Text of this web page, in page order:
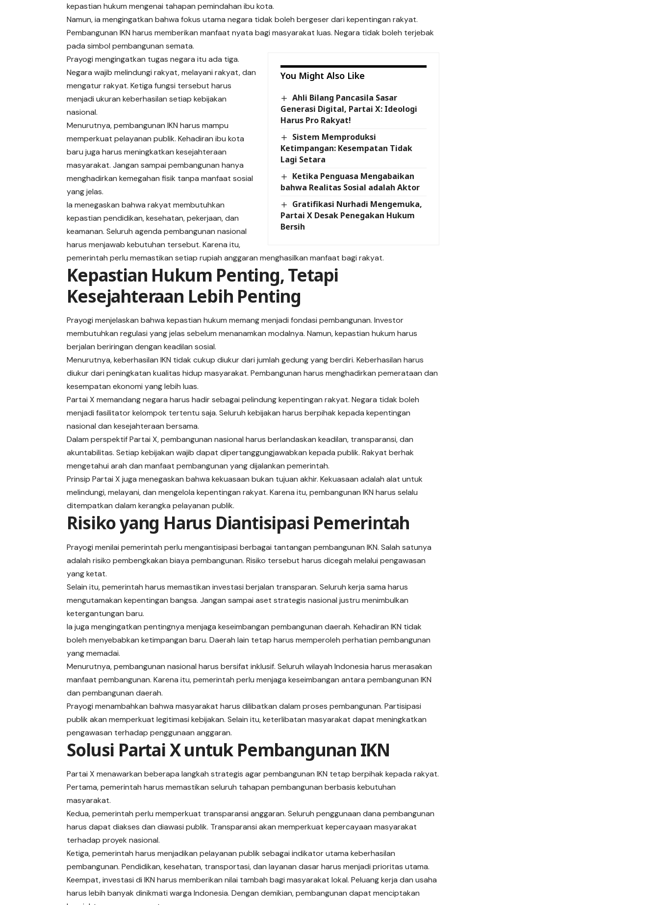
kepastian hukum mengenai tahapan pemindahan ibu kota.
Namun, ia mengingatkan bahwa fokus utama negara tidak boleh bergeser dari kepentingan rakyat.
Pembangunan IKN harus memberikan manfaat nyata bagi masyarakat luas. Negara tidak boleh terjebak
pada simbol pembangunan semata.
You Might Also Like
Ahli Bilang Pancasila Sasar
Generasi Digital, Partai X: Ideologi
Harus Pro Rakyat!
Sistem Memproduksi
Ketimpangan: Kesempatan Tidak
Lagi Setara
Ketika Penguasa Mengabaikan
bahwa Realitas Sosial adalah Aktor
Gratifikasi Nurhadi Mengemuka,
Partai X Desak Penegakan Hukum
Bersih
Prayogi mengingatkan tugas negara itu ada tiga.
Negara wajib melindungi rakyat, melayani rakyat, dan
mengatur rakyat. Ketiga fungsi tersebut harus
menjadi ukuran keberhasilan setiap kebijakan
nasional.
Menurutnya, pembangunan IKN harus mampu
memperkuat pelayanan publik. Kehadiran ibu kota
baru juga harus meningkatkan kesejahteraan
masyarakat. Jangan sampai pembangunan hanya
menghadirkan kemegahan fisik tanpa manfaat sosial
yang jelas.
Ia menegaskan bahwa rakyat membutuhkan
kepastian pendidikan, kesehatan, pekerjaan, dan
keamanan. Seluruh agenda pembangunan nasional
harus menjawab kebutuhan tersebut. Karena itu,
pemerintah perlu memastikan setiap rupiah anggaran menghasilkan manfaat bagi rakyat.
Kepastian Hukum Penting, Tetapi
Kesejahteraan Lebih Penting
Prayogi menjelaskan bahwa kepastian hukum memang menjadi fondasi pembangunan. Investor
membutuhkan regulasi yang jelas sebelum menanamkan modalnya. Namun, kepastian hukum harus
berjalan beriringan dengan keadilan sosial.
Menurutnya, keberhasilan IKN tidak cukup diukur dari jumlah gedung yang berdiri. Keberhasilan harus
diukur dari peningkatan kualitas hidup masyarakat. Pembangunan harus menghadirkan pemerataan dan
kesempatan ekonomi yang lebih luas.
Partai X memandang negara harus hadir sebagai pelindung kepentingan rakyat. Negara tidak boleh
menjadi fasilitator kelompok tertentu saja. Seluruh kebijakan harus berpihak kepada kepentingan
nasional dan kesejahteraan bersama.
Dalam perspektif Partai X, pembangunan nasional harus berlandaskan keadilan, transparansi, dan
akuntabilitas. Setiap kebijakan wajib dapat dipertanggungjawabkan kepada publik. Rakyat berhak
mengetahui arah dan manfaat pembangunan yang dijalankan pemerintah.
Prinsip Partai X juga menegaskan bahwa kekuasaan bukan tujuan akhir. Kekuasaan adalah alat untuk
melindungi, melayani, dan mengelola kepentingan rakyat. Karena itu, pembangunan IKN harus selalu
ditempatkan dalam kerangka pelayanan publik.
Risiko yang Harus Diantisipasi Pemerintah
Prayogi menilai pemerintah perlu mengantisipasi berbagai tantangan pembangunan IKN. Salah satunya
adalah risiko pembengkakan biaya pembangunan. Risiko tersebut harus dicegah melalui pengawasan
yang ketat.
Selain itu, pemerintah harus memastikan investasi berjalan transparan. Seluruh kerja sama harus
mengutamakan kepentingan bangsa. Jangan sampai aset strategis nasional justru menimbulkan
ketergantungan baru.
Ia juga mengingatkan pentingnya menjaga keseimbangan pembangunan daerah. Kehadiran IKN tidak
boleh menyebabkan ketimpangan baru. Daerah lain tetap harus memperoleh perhatian pembangunan
yang memadai.
Menurutnya, pembangunan nasional harus bersifat inklusif. Seluruh wilayah Indonesia harus merasakan
manfaat pembangunan. Karena itu, pemerintah perlu menjaga keseimbangan antara pembangunan IKN
dan pembangunan daerah.
Prayogi menambahkan bahwa masyarakat harus dilibatkan dalam proses pembangunan. Partisipasi
publik akan memperkuat legitimasi kebijakan. Selain itu, keterlibatan masyarakat dapat meningkatkan
pengawasan terhadap penggunaan anggaran.
Solusi Partai X untuk Pembangunan IKN
Partai X menawarkan beberapa langkah strategis agar pembangunan IKN tetap berpihak kepada rakyat.
Pertama, pemerintah harus memastikan seluruh tahapan pembangunan berbasis kebutuhan
masyarakat.
Kedua, pemerintah perlu memperkuat transparansi anggaran. Seluruh penggunaan dana pembangunan
harus dapat diakses dan diawasi publik. Transparansi akan memperkuat kepercayaan masyarakat
terhadap proyek nasional.
Ketiga, pemerintah harus menjadikan pelayanan publik sebagai indikator utama keberhasilan
pembangunan. Pendidikan, kesehatan, transportasi, dan layanan dasar harus menjadi prioritas utama.
Keempat, investasi di IKN harus memberikan nilai tambah bagi masyarakat lokal. Peluang kerja dan usaha
harus lebih banyak dinikmati warga Indonesia. Dengan demikian, pembangunan dapat menciptakan